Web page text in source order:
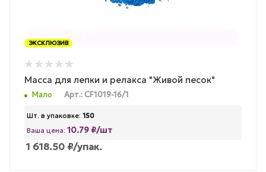
ЭКСКЛЮЗИВ
Масса для лепки и релакса "Живой песок"
Мало Арт.: CF1019-16/1
Шт. в упаковке: 150
Ваша цена: 10.79 ₽/шт
1 618.50 ₽/упак.